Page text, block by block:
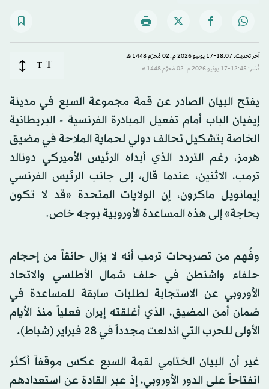
آخر تحديث: 18:07-17 يونيو 2026 م ـ 02 مُحرَّم 1448 هـ
نُشر: 12:45-17 يونيو 2026 م ـ 02 مُحرَّم 1448 هـ
T
T
يفتح البيان الصادر عن قمة مجموعة السبع في مدينة
إيفيان الباب أمام تفعيل المبادرة الفرنسية - البريطانية
الخاصة بتشكيل تحالف دولي لحماية الملاحة في مضيق
هرمز، رغم التردد الذي أبداه الرئيس الأميركي دونالد
ترمب، الاثنين، عندما قال، إلى جانب الرئيس الفرنسي
إيمانويل ماكرون، إن الولايات المتحدة «قد لا تكون
بحاجة» إلى هذه المساعدة الأوروبية بوجه خاص.
وفُهم من تصريحات ترمب أنه لا يزال حانقاً من إحجام
حلفاء واشنطن في حلف شمال الأطلسي والاتحاد
الأوروبي عن الاستجابة لطلبات سابقة للمساعدة في
ضمان أمن المضيق، الذي أغلقتهإيران فعلياً منذ الأيام
الأولى للحرب التي اندلعت مجدداً في 28 فبراير (شباط).
غير أن البيان الختامي لقمة السبع عكس موقفاً أكثر
انفتاحاً على الدور الأوروبي، إذ عبر القادة عن استعدادهم